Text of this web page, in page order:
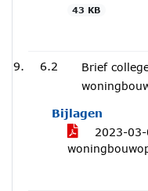
43 KB
6.2
Brief
Bijlagen
2023-